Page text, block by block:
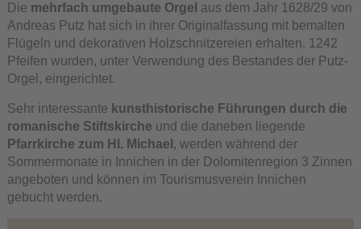
Die mehrfach umgebaute Orgel aus dem Jahr 1628/29 von
Andreas Putz hat sich in ihrer Originalfassung mit bemalten
Flügeln und dekorativen Holzschnitzereien erhalten. 1242
Pfeifen wurden, unter Verwendung des Bestandes der Putz-
Orgel, eingerichtet.
Sehr interessante kunsthistorische Führungen durch die
romanische Stiftskirche und die daneben liegende
Pfarrkirche zum Hl. Michael , werden während der
Sommermonate in Innichen in der Dolomitenregion 3 Zinnen
angeboten und können im Tourismusverein Innichen
gebucht werden.